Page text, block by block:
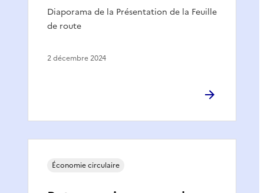
Diaporama de la Présentation de la Feuille
de route
2 décembre 2024
Économie circulaire